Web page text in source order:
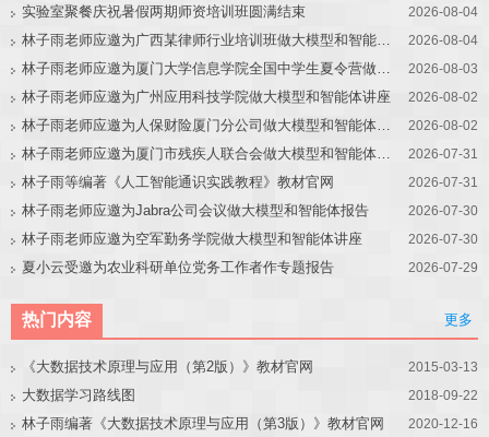
实验室聚餐庆祝暑假两期师资培训班圆满结束 2026-08-04
2026-08-04
2026-08-03
林子雨老师应邀为广州应用科技学院做大模型和智能体讲座 2026-08-02
2026-08-02
2026-07-31
林子雨等编著《人工智能通识实践教程》教材官网 2026-07-31
林子雨老师应邀为Jabra公司会议做大模型和智能体报告 2026-07-30
林子雨老师应邀为空军勤务学院做大模型和智能体讲座 2026-07-30
夏小云受邀为农业科研单位党务工作者作专题报告 2026-07-29
热门内容 更多
《大数据技术原理与应用（第2版）》教材官网 2015-03-13
大数据学习路线图 2018-09-22
林子雨编著《大数据技术原理与应用（第3版）》教材官网 2020-12-16